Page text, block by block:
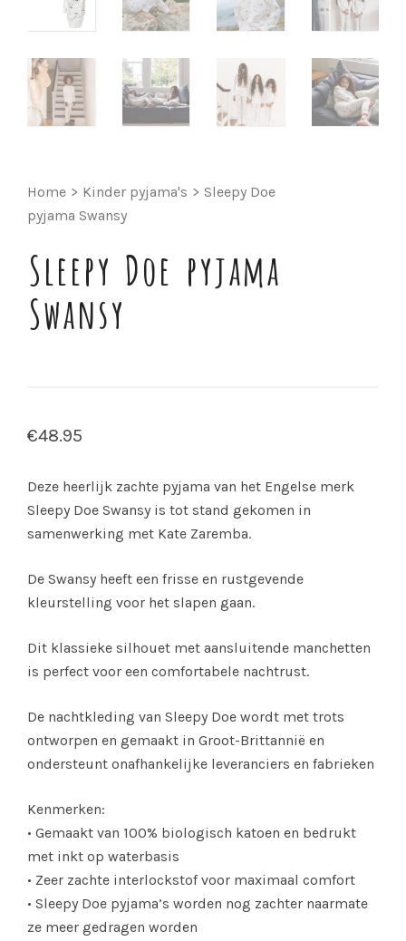
Home > Kinder pyjama's > Sleepy Doe
pyjama Swansy
Sleepy Doe pyjama
Swansy
€48.95
Deze heerlijk zachte pyjama van het Engelse merk
Sleepy Doe Swansy is tot stand gekomen in
samenwerking met Kate Zaremba.
De Swansy heeft een frisse en rustgevende
kleurstelling voor het slapen gaan.
Dit klassieke silhouet met aansluitende manchetten
is perfect voor een comfortabele nachtrust.
De nachtkleding van Sleepy Doe wordt met trots
ontworpen en gemaakt in Groot-Brittannië en
ondersteunt onafhankelijke leveranciers en fabrieken
Kenmerken:
• Gemaakt van 100% biologisch katoen en bedrukt
met inkt op waterbasis
• Zeer zachte interlockstof voor maximaal comfort
• Sleepy Doe pyjama’s worden nog zachter naarmate
ze meer gedragen worden